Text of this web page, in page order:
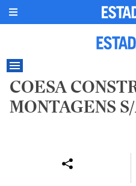
COESA
MONTAGENS